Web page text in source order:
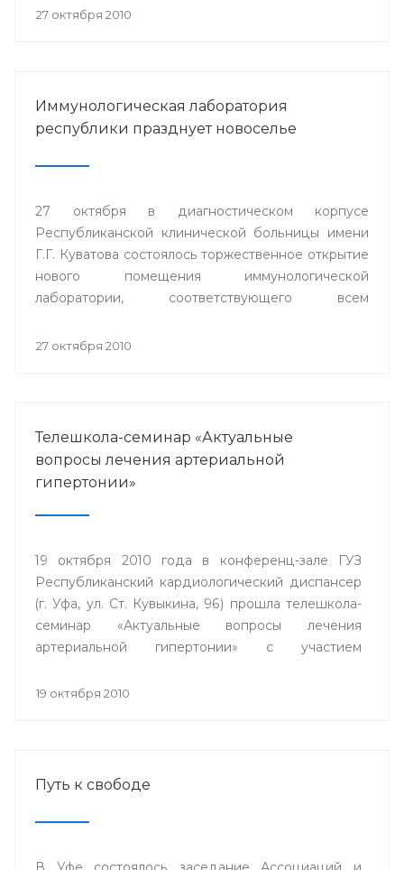
Министерства здравоохранения Республики
27 октября 2010
Иммунологическая лаборатория
республики празднует новоселье
27 октября в диагностическом корпусе
Республиканской клинической больницы имени
Г.Г. Куватова состоялось торжественное открытие
нового помещения иммунологической
лаборатории, соответствующего всем
27 октября 2010
Телешкола-семинар «Актуальные
вопросы лечения артериальной
гипертонии»
19 октября 2010 года в конференц-зале ГУЗ
Республиканский кардиологический диспансер
(г. Уфа, ул. Ст. Кувыкина, 96) прошла телешкола-
семинар «Актуальные вопросы лечения
артериальной гипертонии» с участием
Стерлитамак, Дюртюли.
19 октября 2010
Путь к свободе